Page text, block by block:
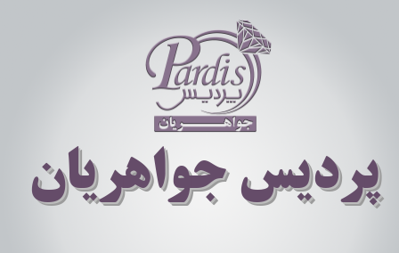
​​​​پردیس جواهریان